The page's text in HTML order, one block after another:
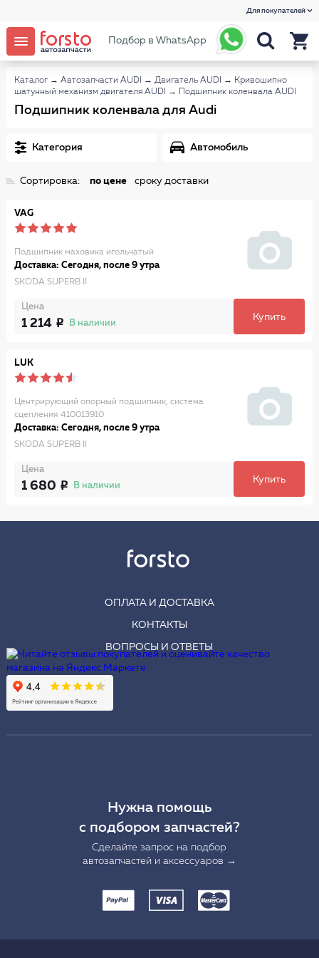
Для покупателей
Подбор в WhatsApp
Каталог → Автозапчасти AUDI → Двигатель AUDI → Кривошипно
шатунный механизм двигателя AUDI
→ Подшипник коленвала AUDI
Подшипник коленвала для Audi
Категория Автомобиль
Сортировка: по цене сроку доставки
VAG
Подшипник маховика игольчатый
Доставка: Сегодня, после 9 утра
SKODA SUPERB II
Цена
1 214 В наличии
Купить
LUK
Центрирующий опорный подшипник, система
сцепления 410013910
Доставка: Сегодня, после 9 утра
SKODA SUPERB II
Цена
1 680 В наличии
Купить
ОПЛАТА И ДОСТАВКА
КОНТАКТЫ
ВОПРОСЫ И ОТВЕТЫ
Нужна помощь
с подбором запчастей?
Сделайте запрос на подбор
автозапчастей и аксессуаров →